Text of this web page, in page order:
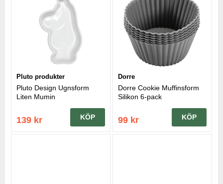
Pluto produkter
Pluto Design Ugnsform
Liten Mumin
139 kr KÖP
Dorre
Dorre Cookie Muffinsform
Silikon 6-pack
99 kr KÖP